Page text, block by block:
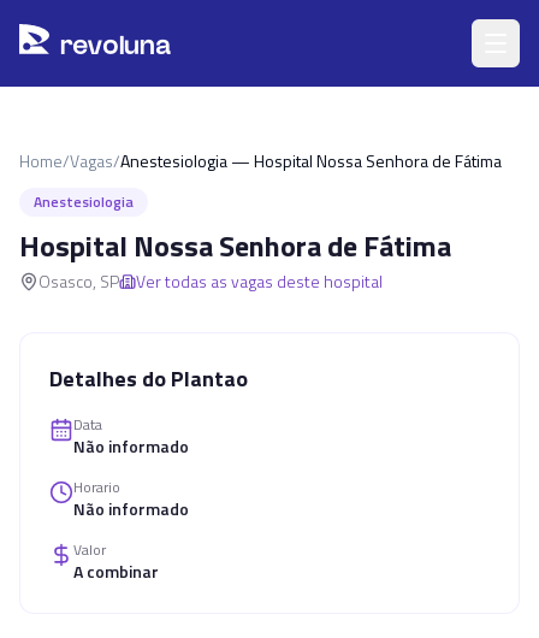
revoluna
Home/Vagas/Anestesiologia — Hospital Nossa Senhora de Fátima
Anestesiologia
Hospital Nossa Senhora de Fátima
Osasco, SP Ver todas as vagas deste hospital
Detalhes do Plantao
Data
Não informado
Horario
Não informado
Valor
A combinar